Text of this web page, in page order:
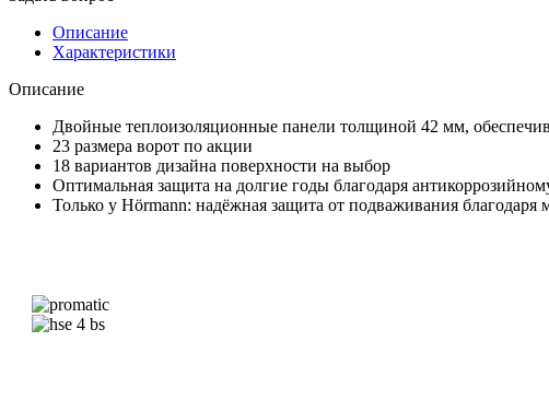
Описание
Характеристики
Описание
Двойные теплоизоляционные панели толщиной 42 мм,
23 размера ворот по акции
18 вариантов дизайна поверхности на выбор
Оптимальная защита на долгие годы благодаря
Только у Hörmann: надёжная защита от подваживания